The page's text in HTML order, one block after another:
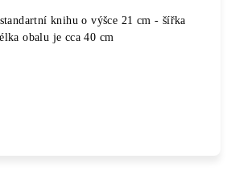
knihu o výšce 21 cm - šířka
obalu je cca 40 cm